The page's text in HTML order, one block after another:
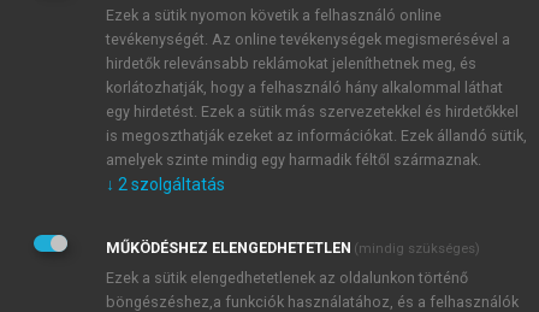
JELSZÓ ÚJRA
Kérek értesítést a MeRSZ újdonságairól, akcióiról.
Kérek értesítést az Akadémiai Kiadó Zrt. újdonságairól,
Adatkezelési tájékoztatóbanfoglaltakat tudomásul
veszem és elfogadom.
Általános vásárlási feltételeket, valamint a szotar.netés a
Ezek a sütik nyomon követik a felhasználó online
tevékenységét. Az online tevékenységek megismerésével a
hirdetők relevánsabb reklámokat jeleníthetnek meg, és
korlátozhatják, hogy a felhasználó hány alkalommal láthat
egy hirdetést. Ezek a sütik más szervezetekkel és hirdetőkkel
is megoszthatják ezeket az információkat. Ezek állandó sütik,
amelyek szinte mindig egy harmadik féltől származnak.
↓ 2 szolgáltatás
MŰKÖDÉSHEZ ELENGEDHETETLEN (mindig szükséges)
Ezek a sütik elengedhetetlenek az oldalunkon történő
böngészéshez,a funkciók használatához, és a felhasználók